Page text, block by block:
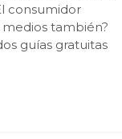
consumidor
también?
guías gratuitas